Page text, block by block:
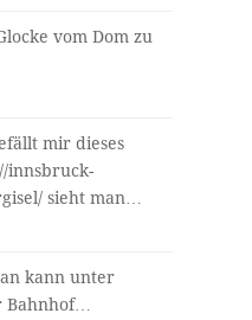
vom Dom zu
mir dieses
innsbruck-
sieht man…
kann unter
Bahnhof…